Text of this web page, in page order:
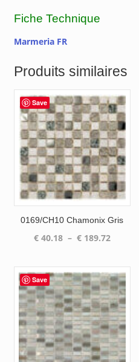
Fiche Technique
Marmeria FR
Produits similaires
Save
0169/CH10 Chamonix Gris
€40.18 – €189.72Plage
€ 40.18
à
€ 189.72
Save